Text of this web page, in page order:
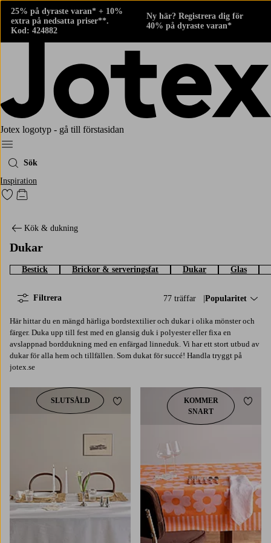
25% på dyraste varan* + 10%
extra på nedsatta priser**.
Kod: 424882
Ny här? Registrera dig för
40% på dyraste varan*
Jotex logotyp - gå till förstasidan
Meny
Sök
Inspiration
Gå till favoritmarkerade produkter
Gå till kundvagnen
Kök & dukning
Dukar
Bestick Brickor & serveringsfat Dukar Glas
77 träffar Sortera på:
Popularitet
Filtrera
Här hittar du en mängd härliga bordstextilier och dukar i olika mönster och
färger. Duka upp till fest med en glansig duk i polyester eller fixa en
avslappnad borddukning med en enfärgad linneduk. Vi har ett stort utbud av
dukar för alla hem och tillfällen. Som dukat för succé! Handla tryggt på
jotex.se
SLUTSÅLD Lägg till i favoriterKOMMER
SNART
Lägg